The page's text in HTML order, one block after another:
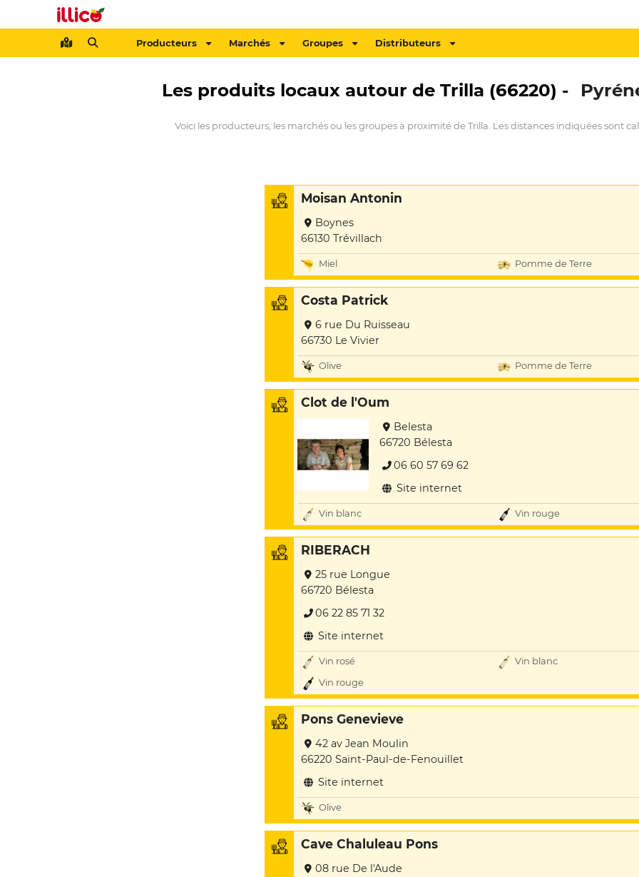
Producteurs Marchés Groupes Distributeurs
Les produits locaux autour de Trilla (66220) -
Voici les producteurs, les marchés ou les groupes à proximité de Trilla. Les distances indiquées sont
Moisan Antonin
Boynes
66130 Trévillach
Miel Pomme de Terre
Costa Patrick
6 rue Du Ruisseau
66730 Le Vivier
Olive Pomme de Terre
Clot de l'Oum
Belesta
66720 Bélesta
06 60 57 69 62
Site internet
Vin blanc Vin rouge
RIBERACH
25 rue Longue
66720 Bélesta
06 22 85 71 32
Site internet
Vin rosé
Vin blanc
Vin rouge
Pons Genevieve
42 av Jean Moulin
66220 Saint-Paul-de-Fenouillet
Site internet
Olive
Cave Chaluleau Pons
08 rue De l'Aude